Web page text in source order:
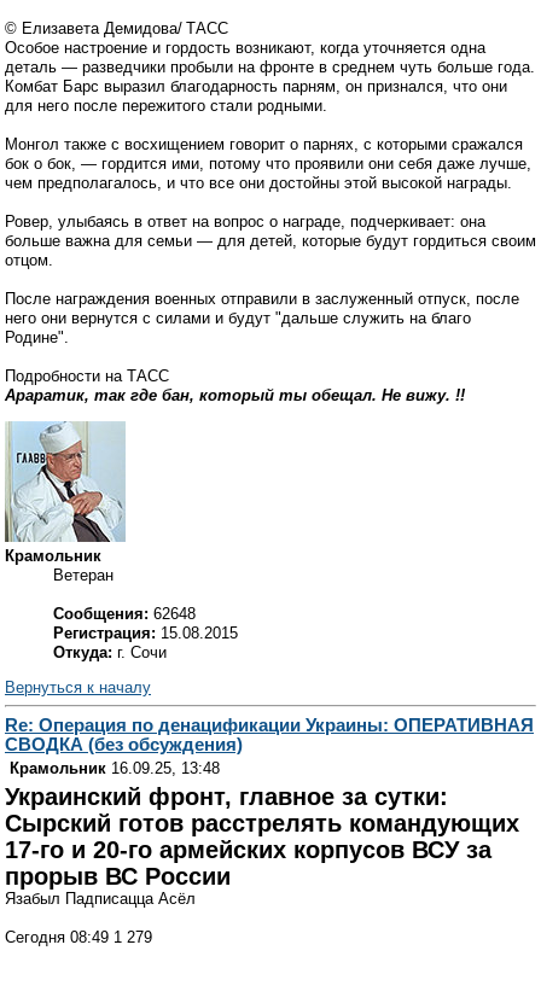
© Елизавета Демидова/ ТАСС
Особое настроение и гордость возникают, когда уточняется одна
деталь — разведчики пробыли на фронте в среднем чуть больше года.
Комбат Барс выразил благодарность парням, он признался, что они
для него после пережитого стали родными.
Монгол также с восхищением говорит о парнях, с которыми сражался
бок о бок, — гордится ими, потому что проявили они себя даже лучше,
чем предполагалось, и что все они достойны этой высокой награды.
Ровер, улыбаясь в ответ на вопрос о награде, подчеркивает: она
больше важна для семьи — для детей, которые будут гордиться своим
отцом.
После награждения военных отправили в заслуженный отпуск, после
него они вернутся с силами и будут "дальше служить на благо
Родине".
Подробности на ТАСС
Араратик, так где бан, который ты обещал. Не вижу. !!
Крамольник
Ветеран
Сообщения: 62648
Регистрация: 15.08.2015
Откуда: г. Сочи
Вернуться к началу
Re: Операция по денацификации Украины: ОПЕРАТИВНАЯ
СВОДКА (без обсуждения)
Крамольник 16.09.25, 13:48
Украинский фронт, главное за сутки:
Сырский готов расстрелять командующих
17-го и 20-го армейских корпусов ВСУ за
прорыв ВС России
Язабыл Падписацца Асёл
Сегодня 08:49 1 279